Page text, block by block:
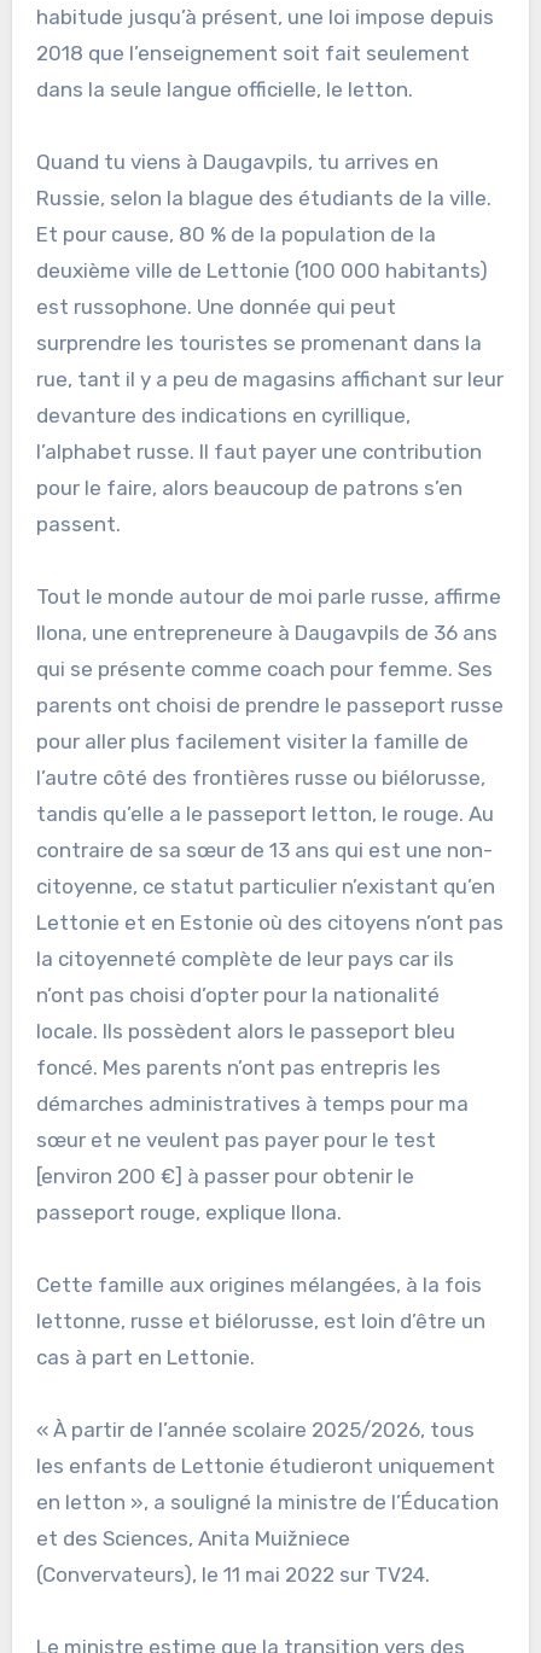
habitude jusqu’à présent, une loi impose depuis
2018 que l’enseignement soit fait seulement
dans la seule langue officielle, le letton.
Quand tu viens à Daugavpils, tu arrives en
Russie​, selon la blague des étudiants de la ville.
Et pour cause, 80 % de la population de la
deuxième ville de Lettonie (100 000 habitants)
est russophone. Une donnée qui peut
surprendre les touristes se promenant dans la
rue, tant il y a peu de magasins affichant sur leur
devanture des indications en cyrillique,
l’alphabet russe. Il faut payer une contribution ​
pour le faire, alors beaucoup de patrons s’en
passent.
Tout le monde autour de moi parle russe​, affirme
Ilona, une entrepreneure à Daugavpils de 36 ans
qui se présente comme coach pour femme. Ses
parents ont choisi de prendre le passeport russe
pour aller plus facilement visiter la famille de
l’autre côté des frontières russe ou biélorusse,
tandis qu’elle a le passeport letton, le rouge​. Au
contraire de sa sœur de 13 ans qui est une non-
citoyenne​, ce statut particulier n’existant qu’en
Lettonie et en Estonie où des citoyens n’ont pas
la citoyenneté complète de leur pays car ils
n’ont pas choisi d’opter pour la nationalité
locale. Ils possèdent alors le passeport bleu
foncé​. Mes parents n’ont pas entrepris les
démarches administratives à temps pour ma
sœur et ne veulent pas payer pour le test
[environ 200 €] ​à passer pour obtenir le
passeport rouge​, explique Ilona.
Cette famille aux origines mélangées, à la fois
lettonne, russe et biélorusse, est loin d’être un
cas à part en Lettonie.
« À partir de l’année scolaire 2025/2026, tous
les enfants de Lettonie étudieront uniquement
en letton », a souligné la ministre de l’Éducation
et des Sciences, Anita Muižniece
(Convervateurs), le 11 mai 2022 sur TV24.
Le ministre estime que la transition vers des